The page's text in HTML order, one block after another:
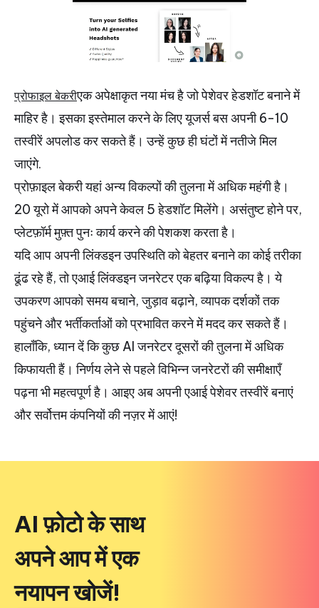
प्रोफाइल बेकरीएक अपेक्षाकृत नया मंच है जो पेशेवर हेडशॉट बनाने में
माहिर है। इसका इस्तेमाल करने के लिए यूजर्स बस अपनी 6-10
तस्वीरें अपलोड कर सकते हैं। उन्हें कुछ ही घंटों में नतीजे मिल
जाएंगे.
प्रोफ़ाइल बेकरी यहां अन्य विकल्पों की तुलना में अधिक महंगी है।
20 यूरो में आपको अपने केवल 5 हेडशॉट मिलेंगे। असंतुष्ट होने पर,
प्लेटफ़ॉर्म मुफ़्त पुनः कार्य करने की पेशकश करता है।
यदि आप अपनी लिंक्डइन उपस्थिति को बेहतर बनाने का कोई तरीका
ढूंढ रहे हैं, तो एआई लिंक्डइन जनरेटर एक बढ़िया विकल्प है। ये
उपकरण आपको समय बचाने, जुड़ाव बढ़ाने, व्यापक दर्शकों तक
पहुंचने और भर्तीकर्ताओं को प्रभावित करने में मदद कर सकते हैं।
हालाँकि, ध्यान दें कि कुछ AI जनरेटर दूसरों की तुलना में अधिक
किफायती हैं। निर्णय लेने से पहले विभिन्न जनरेटरों की समीक्षाएँ
पढ़ना भी महत्वपूर्ण है। आइए अब अपनी एआई पेशेवर तस्वीरें बनाएं
और सर्वोत्तम कंपनियों की नज़र में आएं!
AI फ़ोटो के साथ
अपने आप में एक
नयापन खोजें!